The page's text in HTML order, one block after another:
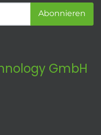
Abonnieren
GmbH